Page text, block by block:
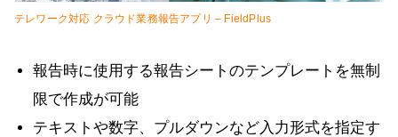
テレワーク対応 クラウド業務報告アプリ – FieldPlus
報告時に使用する報告シートのテンプレートを無制
限で作成が可能
テキストや数字、プルダウンなど入力形式を指定す